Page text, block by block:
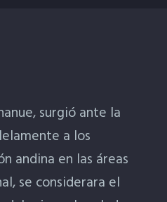
surgió ante la
a los
andina en las áreas
se considerara el